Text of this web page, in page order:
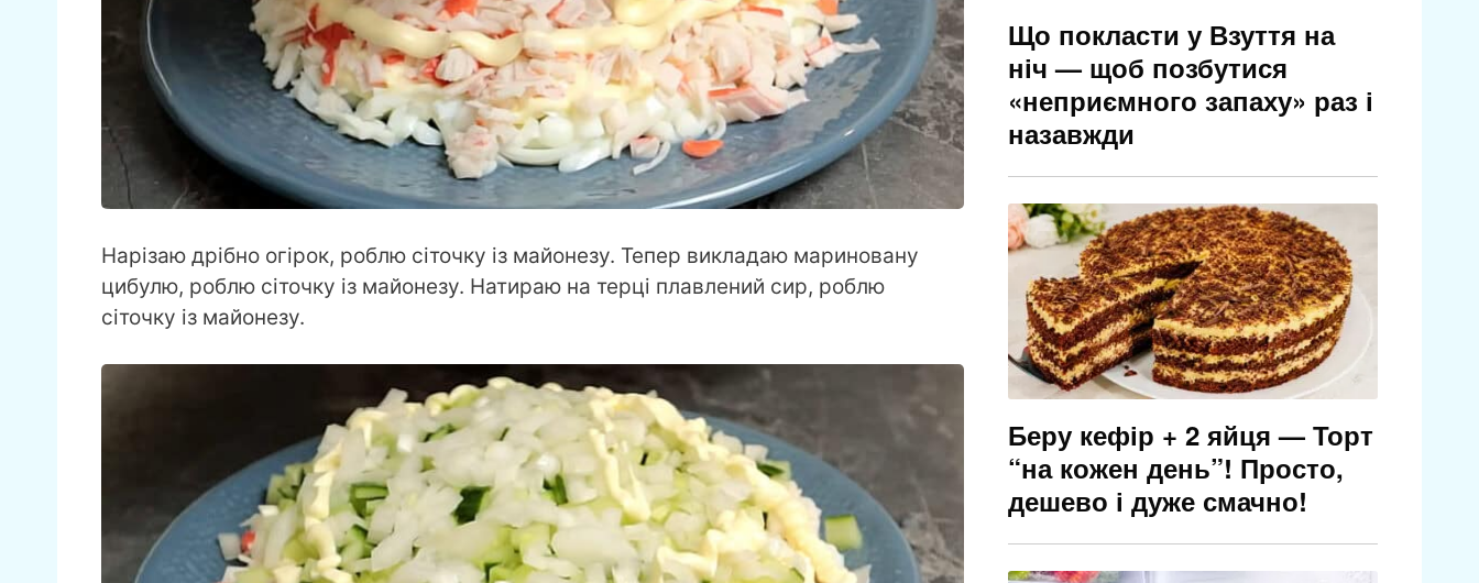
Нарізаю дрібно огірок, роблю сіточку із майонезу. Тепер викладаю мариновану
цибулю, роблю сіточку із майонезу. Натираю на терці плавлений сир, роблю
сіточку із майонезу.
Що покласти у Взуття на
ніч — щоб позбутися
«неприємного запаху» раз і
назавжди
Беру кефір + 2 яйця — Торт
“на кожен день”! Просто,
дешево і дуже смачно!